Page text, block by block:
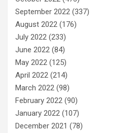
September 2022 (337)
August 2022 (176)
July 2022 (233)
June 2022 (84)
May 2022 (125)
April 2022 (214)
March 2022 (98)
February 2022 (90)
January 2022 (107)
December 2021 (78)